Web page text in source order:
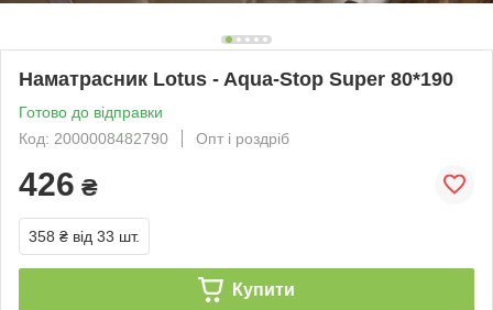
Наматрасник Lotus - Aqua-Stop Super 80*190
Готово до відправки
Код: 2000008482790
Опт і роздріб
426 ₴
358 ₴ від 33 шт.
Купити